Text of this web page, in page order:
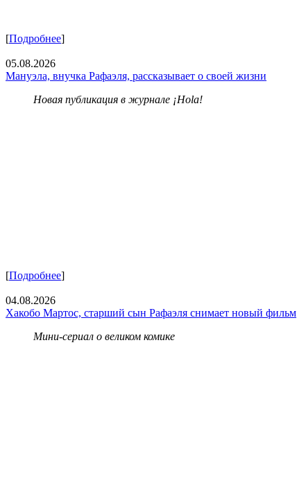
[Подробнее]
05.08.2026
Мануэла, внучка Рафаэля, рассказывает о своей жизни
Новая публикация в журнале ¡Hola!
[Подробнее]
04.08.2026
Хакобо Мартос, старший сын Рафаэля снимает новый фильм
Мини-сериал о великом комике